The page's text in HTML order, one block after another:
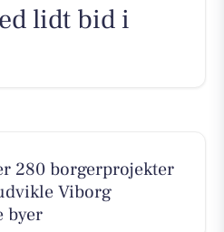
lidt bid i
280 borgerprojekter
Viborg
byer